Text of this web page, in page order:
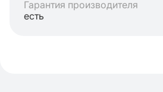
Гарантия производителя
есть